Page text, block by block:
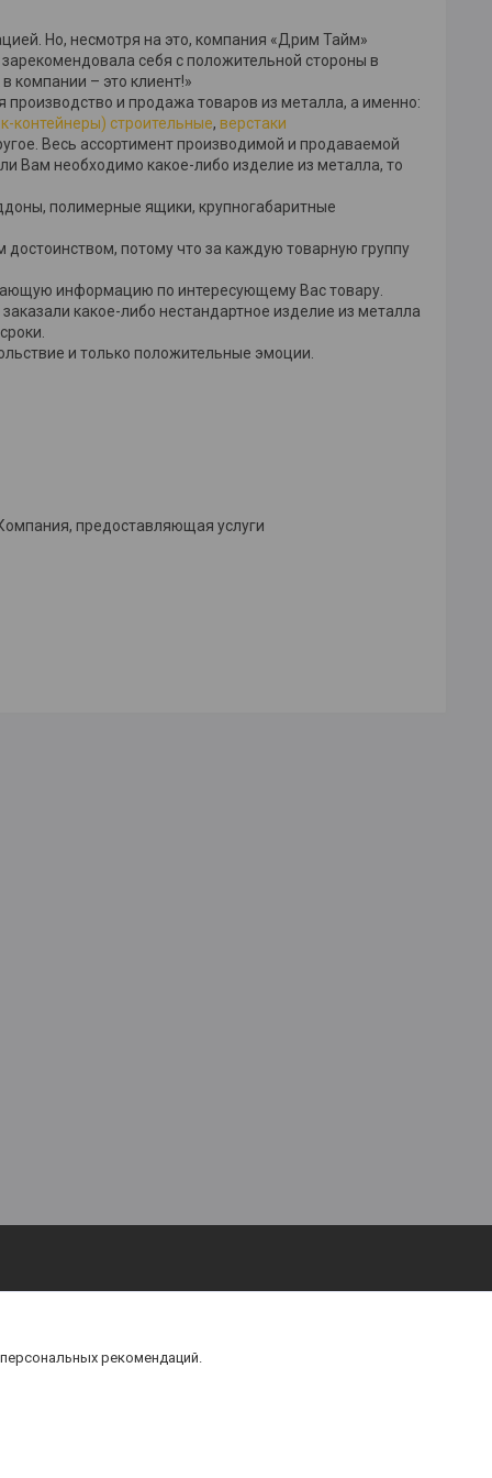
Но, несмотря на это, компания «Дрим Тайм»
себя с положительной стороны в
компании – это клиент!»
и продажа товаров из металла, а именно:
контейнеры) строительные, верстаки
Весь ассортимент производимой и продаваемой
Вам необходимо какое-либо изделие из металла, то
полимерные ящики, крупногабаритные
потому что за каждую товарную группу
информацию по интересующему Вас товару.
какое-либо нестандартное изделие из металла
и только положительные эмоции.
предоставляющая услуги
рекомендаций.